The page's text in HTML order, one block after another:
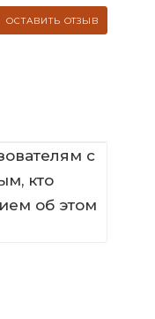
ОСТАВИТЬ ОТЗЫВ
с
кто
об этом